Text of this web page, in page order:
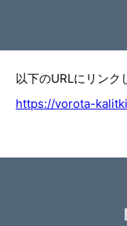
以下のURLにリンク
https://vorota-